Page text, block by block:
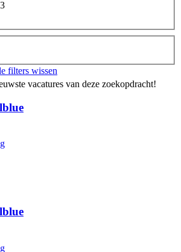
filters wissen
vacatures van deze zoekopdracht!